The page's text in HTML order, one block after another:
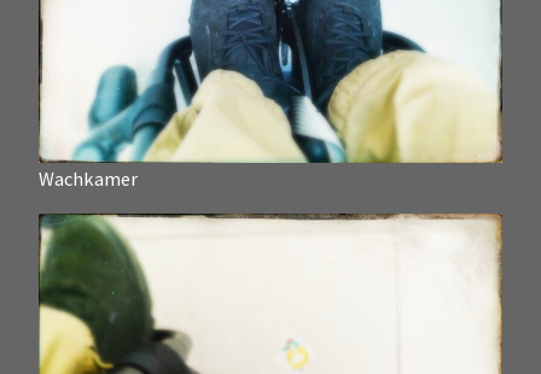
Wachkamer